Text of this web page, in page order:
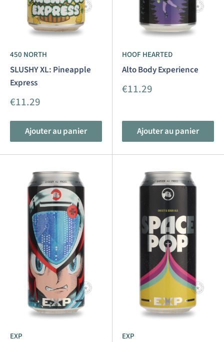
450 NORTH
SLUSHY XL: Pineapple
Express
Prix
€11.29
Ajouter au panier
HOOF HEARTED
Alto Body Experience
Prix
€11.29
Ajouter au panier
EXP EXP